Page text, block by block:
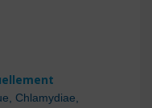
Chlamydiae,